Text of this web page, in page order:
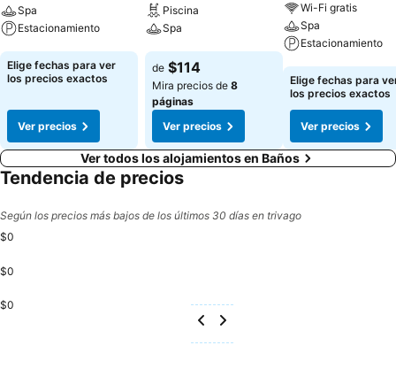
Spa
Estacionamiento
Ver precios
Elige fechas para ver
los precios exactos
Ver precios
Piscina
Spa
Ver precios
de $114
Mira precios de 8
páginas
Ver precios
Wi-Fi gratis
Spa
Estacionamiento
Ver precios
Elige fechas para
los precios exactos
Ver precios
Ver todos los alojamientos en Baños
Tendencia de precios
Según los precios más bajos de los últimos 30 días en trivago
$0
$0
$0